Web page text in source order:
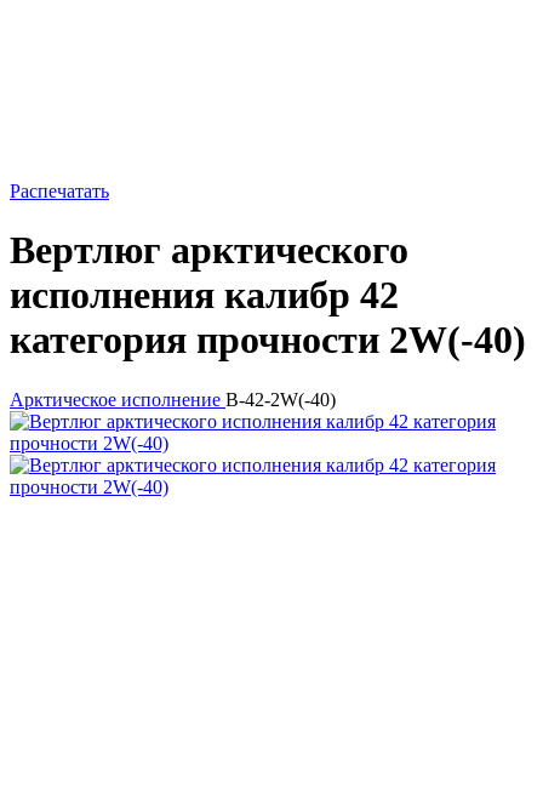
Распечатать
Вертлюг арктического
исполнения калибр 42
категория прочности 2W(-40)
Арктическое исполнение В-42-2W(-40)